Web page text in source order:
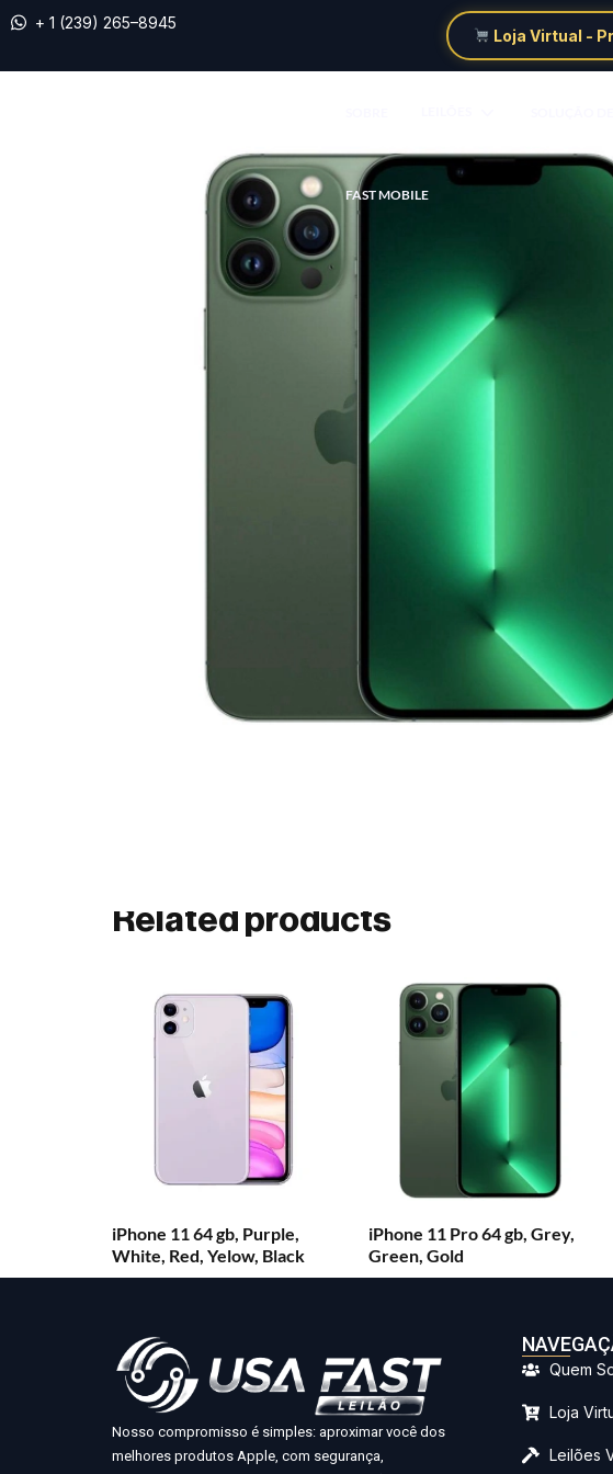
+ 1 (239) 265–8945
Loja Virtual -
FAST MOBILE
Related products
iPhone 11 64 gb, Purple,
White, Red, Yelow, Black
iPhone 11 Pro 64 gb, Grey,
Green, Gold
Nosso compromisso é simples: aproximar você dos
melhores produtos Apple, com segurança,
Quem
Loja
Leilões